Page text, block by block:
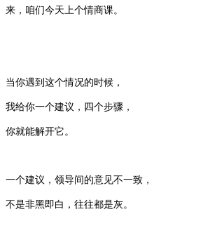
来，咱们今天上个情商课。
当你遇到这个情况的时候，
我给你一个建议，四个步骤 ，
你就能解开它。
一个建议，领导间的意见不一致，
不是非黑即白，往往都是灰。